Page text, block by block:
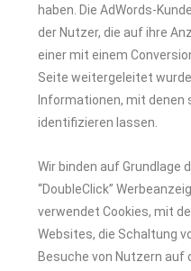
haben. Die AdWords-
der Nutzer, die auf ihre
einer mit einem
Seite weitergeleitet
Informationen, mit denen
identifizieren lassen.
Wir binden auf Grundlage
“DoubleClick”
verwendet Cookies, mit
Websites, die Schaltung
Besuche von Nutzern auf